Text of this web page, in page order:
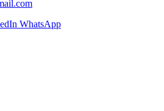
WhatsApp